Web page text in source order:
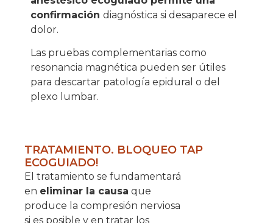
confirmación diagnóstica si desaparece el
dolor.
Las pruebas complementarias como
resonancia magnética pueden ser útiles
para descartar patología epidural o del
plexo lumbar.
TRATAMIENTO. BLOQUEO TAP
ECOGUIADO!
El tratamiento se fundamentará
en eliminar la causa que
produce la compresión nerviosa
si es posible y en tratar los